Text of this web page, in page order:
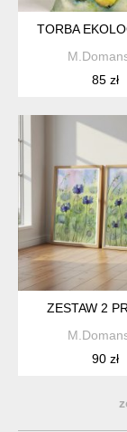
TORBA
85 zł
ZESTAW 2
90 zł